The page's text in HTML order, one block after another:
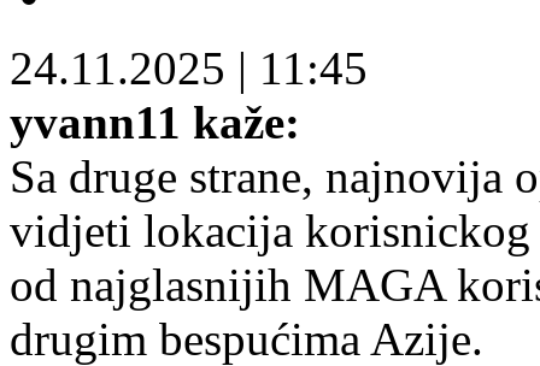
24.11.2025 | 11:45
yvann11 kaže:
Sa druge strane, najnovija
vidjeti lokacija korisnickog
od najglasnijih MAGA
drugim bespućima Azije.